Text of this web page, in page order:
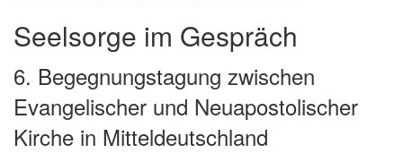
Seelsorge im Gespräch
6. Begegnungstagung zwischen
Evangelischer und Neuapostolischer
Kirche in Mitteldeutschland